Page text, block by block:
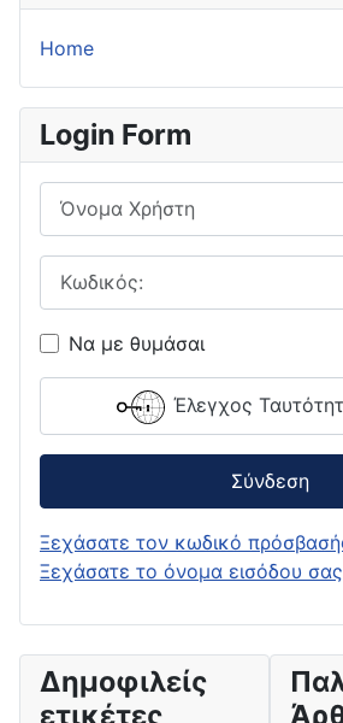
Home
Login Form
Όνομα Χρήστη
Να με θυμάσαι
Έλεγχος
Σύνδεση
Ξεχάσατε τον κωδικό
Ξεχάσατε το όνομα εισόδου
Δημοφιλείς
ετικέτες